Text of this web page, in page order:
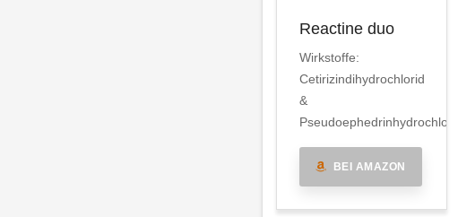
Reactine duo
Wirkstoffe:
Cetirizindihydrochlorid
&
Pseudoephedrinhydrochlorid
BEI AMAZON